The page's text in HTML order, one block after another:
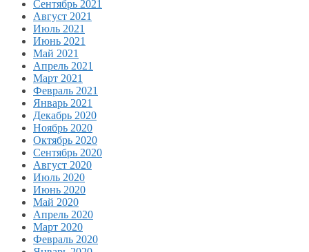
Сентябрь 2021
Август 2021
Июль 2021
Июнь 2021
Май 2021
Апрель 2021
Март 2021
Февраль 2021
Январь 2021
Декабрь 2020
Ноябрь 2020
Октябрь 2020
Сентябрь 2020
Август 2020
Июль 2020
Июнь 2020
Май 2020
Апрель 2020
Март 2020
Февраль 2020